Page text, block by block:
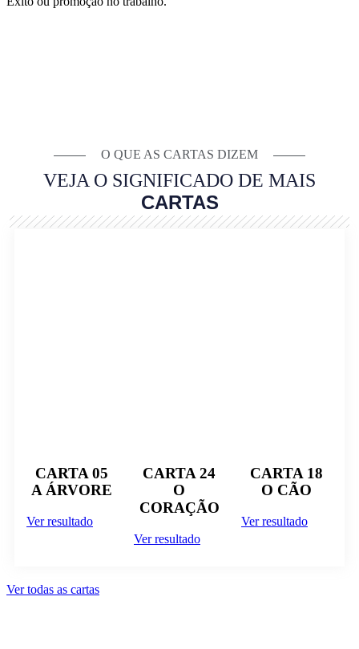
O QUE AS CARTAS DIZEM
VEJA O SIGNIFICADO DE MAIS
CARTAS
CARTA 05
A ÁRVORE
Ver resultado
CARTA 24
O
CORAÇÃO
Ver resultado
CARTA 18
O CÃO
Ver resultado
Ver todas as cartas